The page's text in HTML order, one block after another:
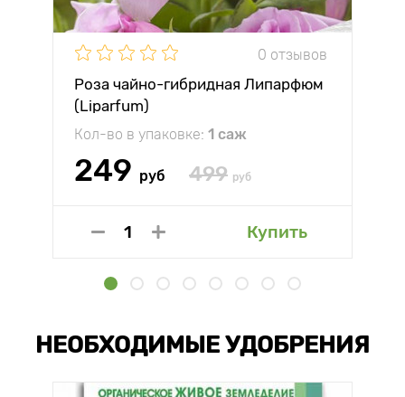
0 отзывов
Роза чайно-гибридная Липарфюм
(Liparfum)
Кол-во в упаковке: 1 саж
249 руб 499 руб
Купить
НЕОБХОДИМЫЕ УДОБРЕНИЯ